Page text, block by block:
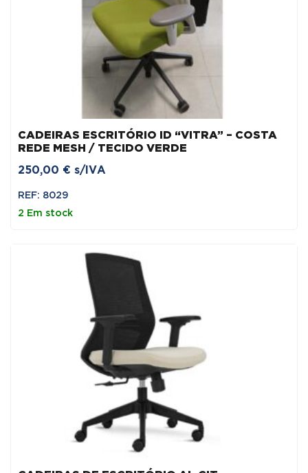
CADEIRAS ESCRITÓRIO ID “VITRA” – COSTA
REDE MESH / TECIDO VERDE
250,00 € s/IVA
REF: 8029
2 Em stock